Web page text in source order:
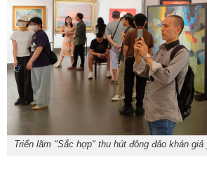
Triển lãm "Sắc hợp" thu hút đông đảo khán giả